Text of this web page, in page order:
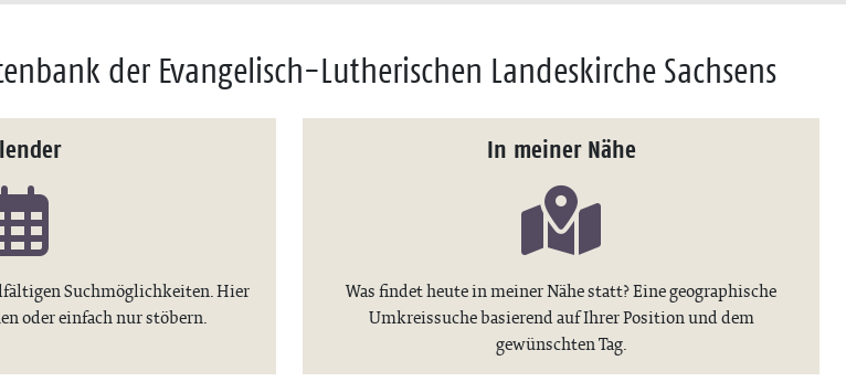
der Evangelisch-Lutherischen Landeskirche Sachsens
Suchmöglichkeiten. Hier
oder einfach nur stöbern.
In meiner Nähe
Was findet heute in meiner Nähe statt? Eine geographische
Umkreissuche basierend auf Ihrer Position und dem
gewünschten Tag.